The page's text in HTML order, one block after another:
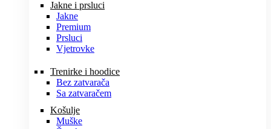
Jakne i prsluci
Jakne
Premium
Prsluci
Vjetrovke
Trenirke i hoodice
Bez zatvarača
Sa zatvaračem
Košulje
Muške